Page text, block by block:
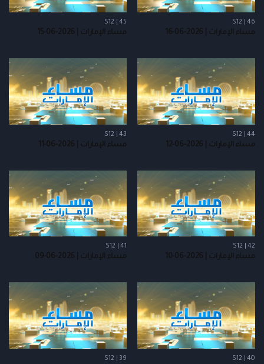
S12 | 46
مساء الإمارات | 2026-06-16
S12 | 45
مساء الإمارات | 2026-06-15
S12 | 44
مساء الإمارات | 2026-06-12
S12 | 43
مساء الإمارات | 2026-06-11
S12 | 42
مساء الإمارات | 2026-06-10
S12 | 41
مساء الإمارات | 2026-06-09
S12 | 40
S12 | 39